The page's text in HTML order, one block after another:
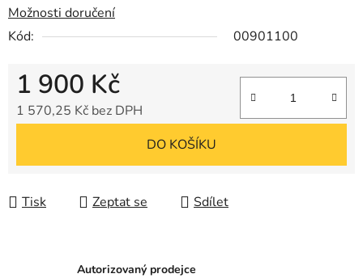
Možnosti doručení
Kód:
00901100
1 900 Kč
1 570,25 Kč bez DPH
DO KOŠÍKU
Tisk Zeptat se Sdílet
Autorizovaný prodejce